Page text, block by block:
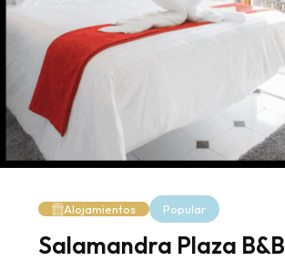
Alojamientos Popular
Salamandra Plaza B&B